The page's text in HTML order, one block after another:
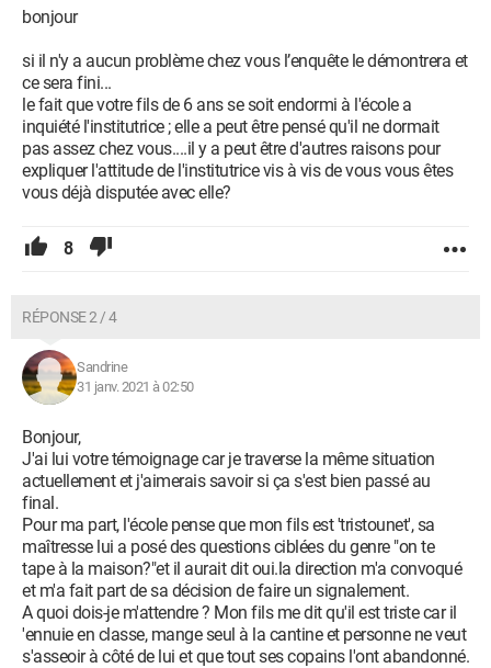
bonjour
si il n'y a aucun problème chez vous l’enquête le démontrera et
ce sera fini...
le fait que votre fils de 6 ans se soit endormi à l'école a
inquiété l'institutrice ; elle a peut être pensé qu'il ne dormait
pas assez chez vous....il y a peut être d'autres raisons pour
expliquer l'attitude de l'institutrice vis à vis de vous vous êtes
vous déjà disputée avec elle?
8
RÉPONSE 2 / 4
Sandrine
31 janv. 2021 à 02:50
Bonjour,
J'ai lui votre témoignage car je traverse la même situation
actuellement et j'aimerais savoir si ça s'est bien passé au
final.
Pour ma part, l'école pense que mon fils est 'tristounet', sa
maîtresse lui a posé des questions ciblées du genre "on te
tape à la maison?"et il aurait dit oui.la direction m'a convoqué
et m'a fait part de sa décision de faire un signalement.
A quoi dois-je m'attendre ? Mon fils me dit qu'il est triste car il
'ennuie en classe, mange seul à la cantine et personne ne veut
s'asseoir à côté de lui et que tout ses copains l'ont abandonné.